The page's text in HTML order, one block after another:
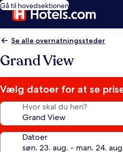
Gå til hovedsektionen
Se alle overnatningssteder
Grand View
Vælg datoer for at se
Hvor skal du hen?
Datoer